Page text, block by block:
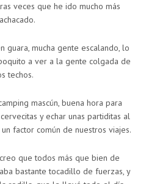
veces que he ido mucho más
guara, mucha gente escalando, lo
a ver a la gente colgada de
techos.
mascún, buena hora para
y echar unas partiditas al
factor común de nuestros viajes.
que todos más que bien de
bastante tocadillo de fuerzas, y